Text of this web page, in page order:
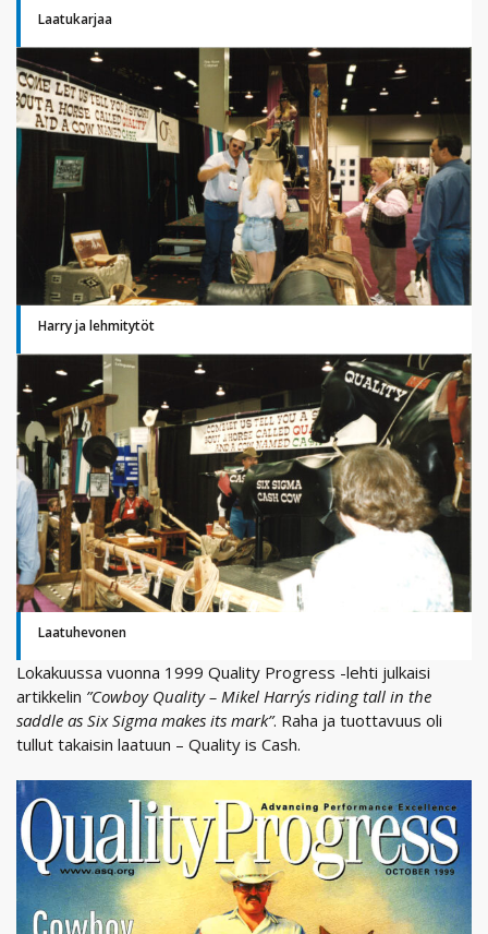
Laatukarjaa
Harry ja lehmitytöt
Laatuhevonen
Lokakuussa vuonna 1999 Quality Progress -lehti julkaisi
artikkelin ”Cowboy Quality – Mikel Harry´s riding tall in the
saddle as Six Sigma makes its mark”. Raha ja tuottavuus oli
tullut takaisin laatuun – Quality is Cash.